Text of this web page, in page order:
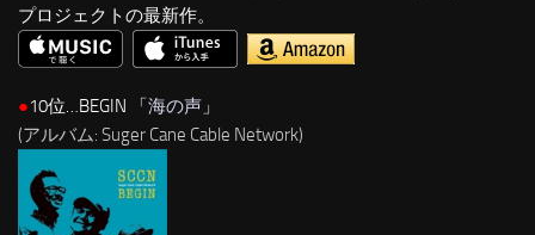
プロジェクトの最新作。
●10位…BEGIN 「海の声 」
(アルバム: Suger Cane Cable Network)